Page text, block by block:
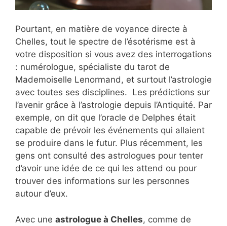
Pourtant, en matière de voyance directe à
Chelles, tout le spectre de l’ésotérisme est à
votre disposition si vous avez des interrogations
: numérologue, spécialiste du tarot de
Mademoiselle Lenormand, et surtout l’astrologie
avec toutes ses disciplines. Les prédictions sur
l’avenir grâce à l’astrologie depuis l’Antiquité. Par
exemple, on dit que l’oracle de Delphes était
capable de prévoir les événements qui allaient
se produire dans le futur. Plus récemment, les
gens ont consulté des astrologues pour tenter
d’avoir une idée de ce qui les attend ou pour
trouver des informations sur les personnes
autour d’eux.
Avec une astrologue à Chelles, comme de